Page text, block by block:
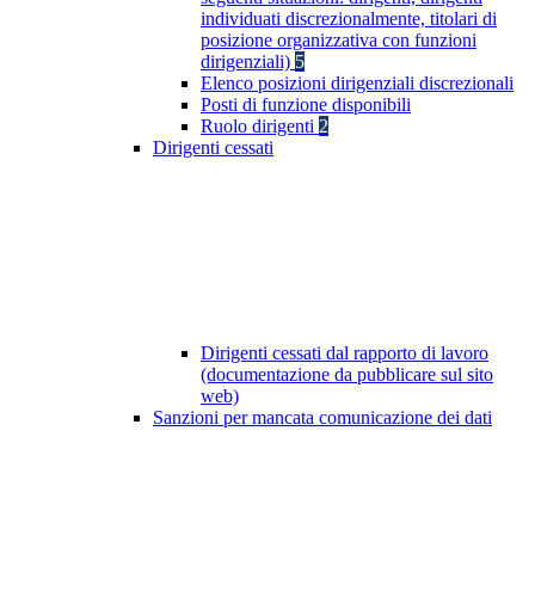
individuati discrezionalmente, titolari di
posizione organizzativa con funzioni
dirigenziali) 5
Elenco posizioni dirigenziali discrezionali
Posti di funzione disponibili
Ruolo dirigenti 2
Dirigenti cessati
Dirigenti cessati dal rapporto di lavoro
(documentazione da pubblicare sul sito
web)
Sanzioni per mancata comunicazione dei dati